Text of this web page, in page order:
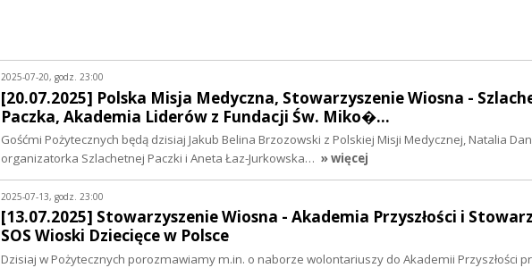
2025-07-20, godz. 23:00
[20.07.2025] Polska Misja Medyczna, Stowarzyszenie Wiosna -
Paczka, Akademia Liderów z Fundacji Św. Miko�…
Gośćmi Pożytecznych będą dzisiaj Jakub Belina Brzozowski z Polskiej Misji Medycznej, Natalia
organizatorka Szlachetnej Paczki i Aneta Łaz-Jurkowska… » więcej
2025-07-13, godz. 23:00
[13.07.2025] Stowarzyszenie Wiosna - Akademia Przyszłości i
SOS Wioski Dziecięce w Polsce
Dzisiaj w Pożytecznych porozmawiamy m.in. o naborze wolontariuszy do Akademii Przyszłości